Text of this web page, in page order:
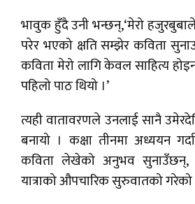
भावुक हुँदै उनी भन्छन्,‘मेरो
परेर भएको क्षति सम्झेर कविता
कविता मेरो लागि केवल साहित्य
पहिलो पाठ थियो ।’
त्यही वातावरणले उनलाई सानै
बनायो । कक्षा तीनमा अध्ययन
कविता लेखेको अनुभव
यात्राको औपचारिक सुरुवातको गरेको